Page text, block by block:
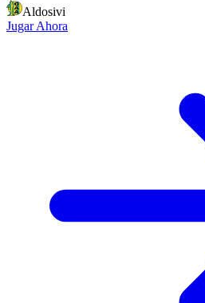
Aldosivi
Jugar Ahora